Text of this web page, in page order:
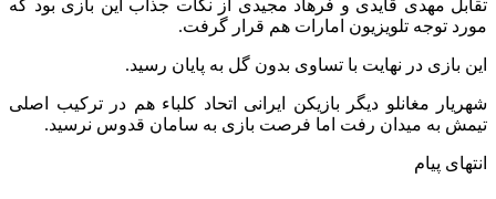
تقابل مهدی قایدی و فرهاد مجیدی از نکات جذاب این بازی بود که
مورد توجه تلویزیون امارات هم قرار گرفت.
این بازی در نهایت با تساوی بدون گل به پایان رسید.
شهریار مغانلو دیگر بازیکن ایرانی اتحاد کلباء هم در ترکیب اصلی
تیمش به میدان رفت اما فرصت بازی به سامان قدوس نرسید.
انتهای پیام